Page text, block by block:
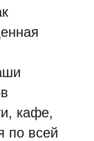
кафе,
по всей